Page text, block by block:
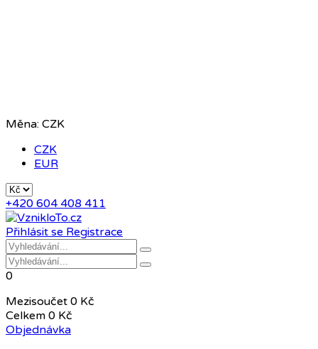
Měna: CZK
CZK
EUR
+420 604 408 411
Přihlásit se Registrace
0
Mezisoučet 0 Kč
Celkem 0 Kč
Objednávka